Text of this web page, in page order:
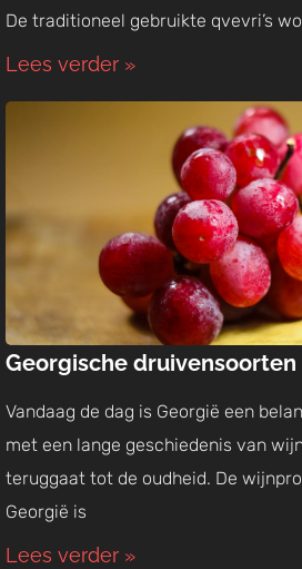
De traditioneel gebruikte qvevri’s
Lees verder »
Georgische druivensoorten
Vandaag de dag is Georgië een
met een lange geschiedenis van
teruggaat tot de oudheid. De
Georgië is
Lees verder »